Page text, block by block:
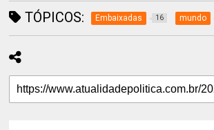
TÓPICOS: Embaixadas 16 mundo